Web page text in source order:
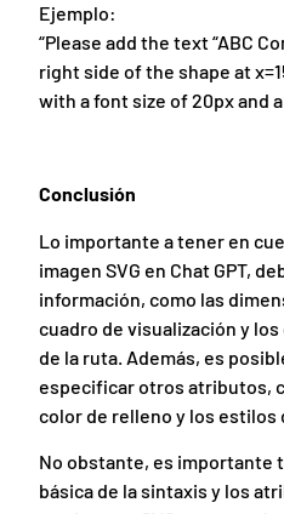
Ejemplo:
“Please add the text “ABC
right side of the shape at
with a font size of 20px and
Conclusión
Lo importante a tener en
imagen SVG en Chat GPT,
información, como las
cuadro de visualización y
de la ruta. Además, es
especificar otros atributos,
color de relleno y los estilos
No obstante, es importante
básica de la sintaxis y los